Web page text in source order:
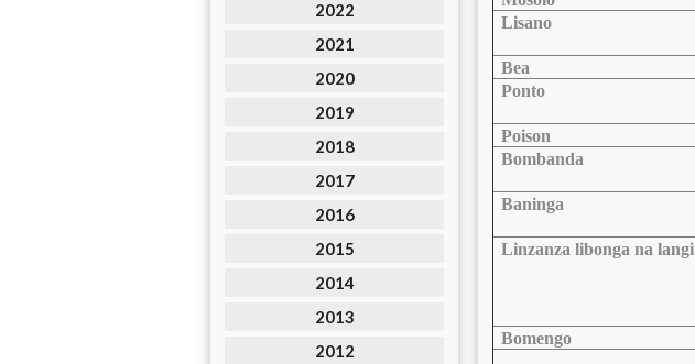
2022
2021
2020
2019
2018
2017
2016
2015
2014
2013
2012
Lisano
Bea
Ponto
Poison
Bombanda
Baninga
Linzanza libonga na langi
Bomengo